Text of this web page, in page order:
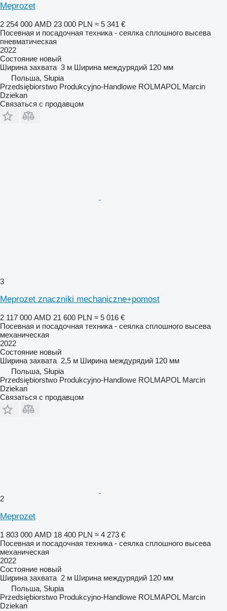
Meprozet
2 254 000 AMD 23 000 PLN ≈ 5 341 €
Посевная и посадочная техника - сеялка сплошного высева
пневматическая
2022
Состояние новый
Ширина захвата 3 м Ширина междурядий 120 мм
Польша, Słupia
Przedsiębiorstwo Produkcyjno-Handlowe ROLMAPOL Marcin
Dziekan
Связаться с продавцом
3
Meprozet znaczniki mechaniczne+pomost
2 117 000 AMD 21 600 PLN ≈ 5 016 €
Посевная и посадочная техника - сеялка сплошного высева
механическая
2022
Состояние новый
Ширина захвата 2,5 м Ширина междурядий 120 мм
Польша, Słupia
Przedsiębiorstwo Produkcyjno-Handlowe ROLMAPOL Marcin
Dziekan
Связаться с продавцом
2
Meprozet
1 803 000 AMD 18 400 PLN ≈ 4 273 €
Посевная и посадочная техника - сеялка сплошного высева
механическая
2022
Состояние новый
Ширина захвата 2 м Ширина междурядий 120 мм
Польша, Słupia
Przedsiębiorstwo Produkcyjno-Handlowe ROLMAPOL Marcin
Dziekan